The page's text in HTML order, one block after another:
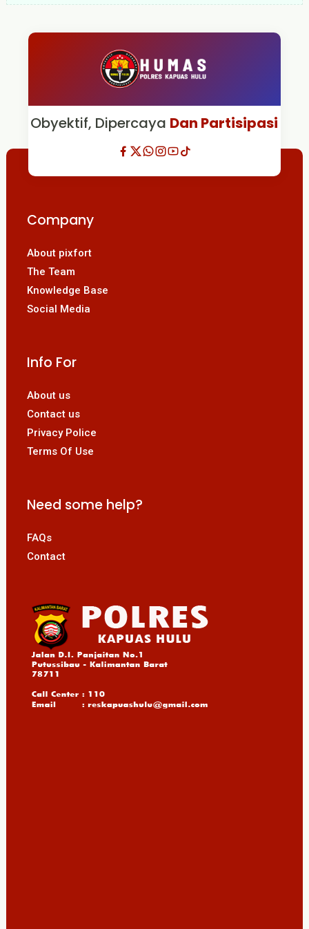
Obyektif, Dipercaya Dan Partisipasi
Company
About pixfort
The Team
Knowledge Base
Social Media
Info For
About us
Contact us
Privacy Police
Terms Of Use
Need some help?
FAQs
Contact